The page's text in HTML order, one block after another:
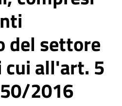
del settore
all'art. 5
2016